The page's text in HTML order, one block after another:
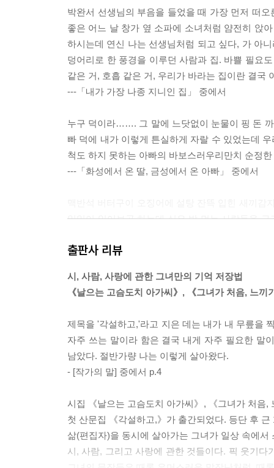
우리는 그동안 무엇을 향해 그토록 억척같이
살아왔는지 모르겠다
고개 숙이면 고개 부러지나
죽게는 말아야지요
장화론
그래야 부자되나 봐
편의점이 왜 많겠냐고
그러게나 말입니다
3부 시다, 수다
면사(綿絲)로 팽팽히 당긴 두 개의 종이컵
우리들은 그저 아름다운 불구들일 뿐 - 시 안답시고
4부 시적인 순간들
개 말고 게처럼 죽을 수는 없는 노릇일까요
사랑, 무엇으로 배우셨나요
소용을 대입하면 무용이 나오는 것, 인생
때론 식탐도 배움이지요
핑계 있는 무덤
서른아홉
색즉시공공즉시색
난 잘 살 거야……
박완서 선생님의 부음을 들었을 때 가장 먼저 떠
좋은 어느 날 창가 옆 소파에 소녀처럼 얌전히 앉
하시는데 연신 나는 선생님처럼 되고 싶다, 가 아
덩어리로 한 풍경을 이루던 사람과 집. 바쁠 필요
같은 거, 호흡 같은 거, 우리가 바라는 집이란 결국
---「내가 가장 나종 지니인 집」 중에서
누구 덕이라……. 그 말에 느닷없이 눈물이 핑 돈
빠 덕에 내가 이렇게 튼실하게 자랄 수 있었는데
척도 하지 못하는 아빠의 바보스러우리만치 순정
---「화성에서 온 딸, 금성에서 온 아빠」 중에서
일일이 읽어보곤 하는데 실은 밥 먹는 사람들을
절로 추측하게 된다. 돈 못 벌어주는 아비나 남편
스를 여러 등분 썰지도 않은 채 포크에 푹푹 찍어
이다.
오독이라는 이름의 고독을 느낄 때마다 나는 내
겠지만 나 또한 상처를 준 적 왜 없었겠는가. 그래
지 오래다. 그래서 나는 사람이든 시든 제3의 손
---「우리들은 그저 아름다운 불구들일 뿐 - 시 안답
진짜 사람스러운 사람이 되려면 어떻게 해야 할
들에게 틈을 내볼 요량입니다. 그래서 누구든 깃
출판사 리뷰
시, 사람, 사랑에 관한 그녀만의 기억 저장법
《날으는 고슴도치 아가씨》, 《그녀가 처음, 느
제목을 '각설하고,'라고 지은 데는 내가 내 무릎을
자주 쓰는 말이라 함은 결국 내게 자주 필요한 말
남았다. 절반가량 나는 이렇게 살아왔다.
- [작가의 말] 중에서 p.4
시집 《날으는 고슴도치 아가씨》, 《그녀가 처음
첫 산문집 《각설하고,》가 출간되었다. 등단 후
삶(편집자)을 동시에 살아가는 그녀가 일상 속에서
시, 사람, 그리고 사랑에 관한 것들이다. 픽 웃기